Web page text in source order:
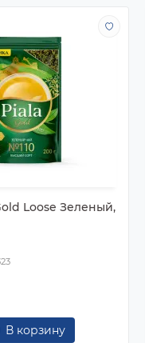
Loose Зеленый,
В корзину